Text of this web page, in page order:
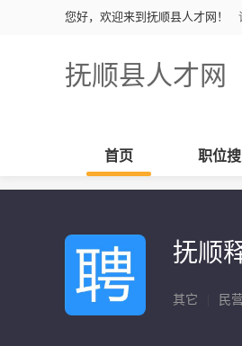
您好，欢迎来到抚顺县人才网！
抚顺县人才网
首页 职位
抚顺
其它 民营